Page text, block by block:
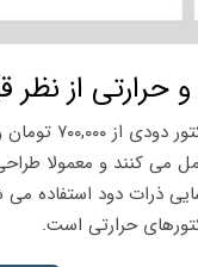
حرارتی از نظر
می کنند و معمولا
ذرات دود استفاده
حرارتی است.